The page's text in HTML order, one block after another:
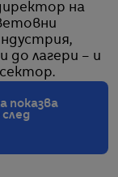
на
до лагери – и
показва